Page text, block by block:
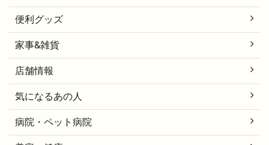
便利グッズ
家事&雑貨
店舗情報
気になるあの人
病院・ペット病院